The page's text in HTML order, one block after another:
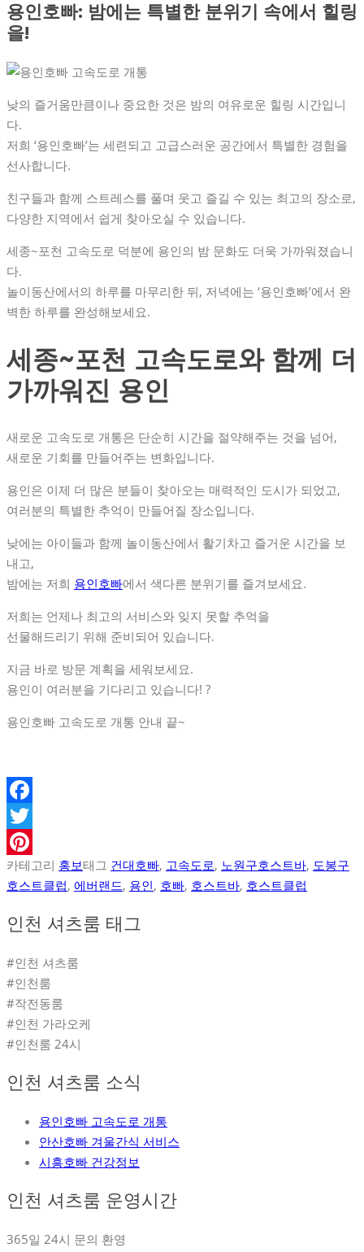
용인호빠: 밤에는 특별한 분위기 속에서 힐링
을!
낮의 즐거움만큼이나 중요한 것은 밤의 여유로운 힐링 시간입니
다.
저희 ‘용인호빠’는 세련되고 고급스러운 공간에서 특별한 경험을
선사합니다.
친구들과 함께 스트레스를 풀며 웃고 즐길 수 있는 최고의 장소로,
다양한 지역에서 쉽게 찾아오실 수 있습니다.
세종~포천 고속도로 덕분에 용인의 밤 문화도 더욱 가까워졌습니
다.
놀이동산에서의 하루를 마무리한 뒤, 저녁에는 ‘용인호빠’에서 완
벽한 하루를 완성해보세요.
세종~포천 고속도로와 함께 더
가까워진 용인
새로운 고속도로 개통은 단순히 시간을 절약해주는 것을 넘어,
새로운 기회를 만들어주는 변화입니다.
용인은 이제 더 많은 분들이 찾아오는 매력적인 도시가 되었고,
여러분의 특별한 추억이 만들어질 장소입니다.
낮에는 아이들과 함께 놀이동산에서 활기차고 즐거운 시간을 보
내고,
밤에는 저희 용인호빠에서 색다른 분위기를 즐겨보세요.
저희는 언제나 최고의 서비스와 잊지 못할 추억을
선물해드리기 위해 준비되어 있습니다.
지금 바로 방문 계획을 세워보세요.
용인이 여러분을 기다리고 있습니다! ?
용인호빠 고속도로 개통 안내 끝~
Facebook
Twitter
Pinterest
카테고리 홍보태그 건대호빠, 고속도로, 노원구호스트바, 도봉구
호스트클럽, 에버랜드, 용인, 호빠, 호스트바, 호스트클럽
인천 셔츠룸 태그
#인천 셔츠룸
#인천룸
#작전동룸
#인천 가라오케
#인천룸 24시
인천 셔츠룸 소식
용인호빠 고속도로 개통
안산호빠 겨울간식 서비스
시흥호빠 건강정보
인천 셔츠룸 운영시간
365일 24시 문의 환영